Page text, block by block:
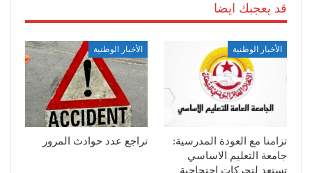
قد يعجبك ايضا
الأخبار الوطنية
تزامنا مع العودة المدرسية:
جامعة التعليم الاساسي
تستعد لتحركات احتجاجية
الأخبار الوطنية
تراجع عدد حوادث المرور